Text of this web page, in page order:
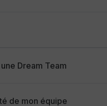
Dream Team
de mon équipe